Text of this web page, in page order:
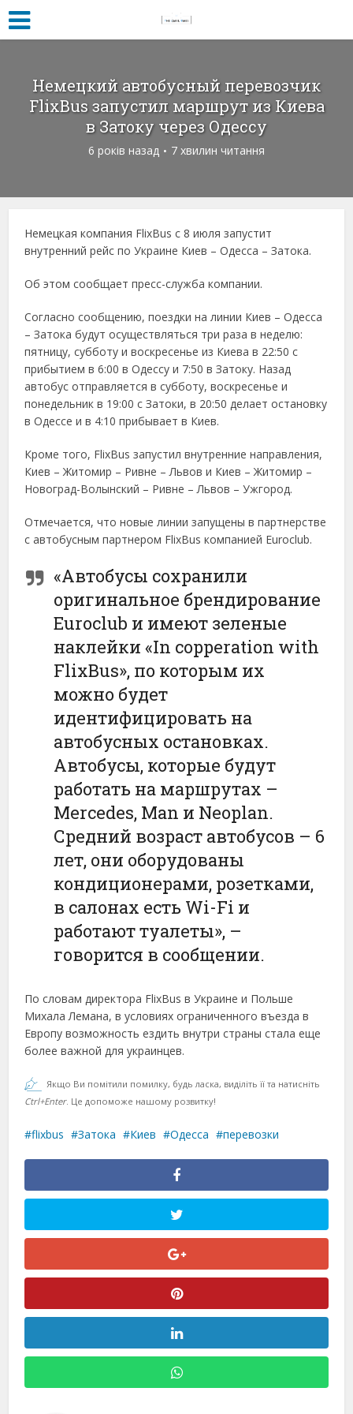
Немецкий автобусный перевозчик
FlixBus запустил маршрут из Киева
в Затоку через Одессу
6 років назад 7 хвилин читання
Немецкая компания FlixBus с 8 июля запустит
внутренний рейс по Украине Киев – Одесса – Затока.
Об этом сообщает пресс-служба компании.
Согласно сообщению, поездки на линии Киев – Одесса
– Затока будут осуществляться три раза в неделю:
пятницу, субботу и воскресенье из Киева в 22:50 с
прибытием в 6:00 в Одессу и 7:50 в Затоку. Назад
автобус отправляется в субботу, воскресенье и
понедельник в 19:00 с Затоки, в 20:50 делает остановку
в Одессе и в 4:10 прибывает в Киев.
Кроме того, FlixBus запустил внутренние направления,
Киев – Житомир – Ривне – Львов и Киев – Житомир –
Новоград-Волынский – Ривне – Львов – Ужгород.
Отмечается, что новые линии запущены в партнерстве
с автобусным партнером FlixBus компанией Euroclub.
«Автобусы сохранили
оригинальное брендирование
Euroclub и имеют зеленые
наклейки «In copperation with
FlixBus», по которым их
можно будет
идентифицировать на
автобусных остановках.
Автобусы, которые будут
работать на маршрутах –
Mercedes, Man и Neoplan.
Средний возраст автобусов – 6
лет, они оборудованы
кондиционерами, розетками,
в салонах есть Wi-Fi и
работают туалеты», –
говорится в сообщении.
По словам директора FlixBus в Украине и Польше
Михала Лемана, в условиях ограниченного въезда в
Европу возможность ездить внутри страны стала еще
более важной для украинцев.
Якщо Ви помітили помилку, будь ласка, виділіть її та натисніть
Ctrl+Enter. Це допоможе нашому розвитку!
flixbus Затока Киев Одесса перевозки